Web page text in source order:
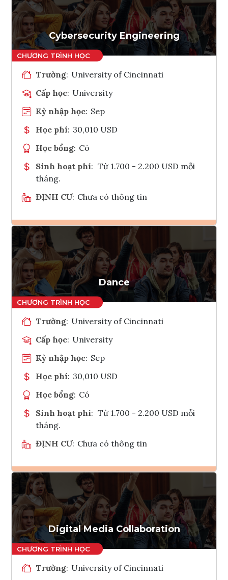
Tham vấn Interlink
Cybersecurity Engineering
Trường: University of Cincinnati
Cấp học: University
Kỳ nhập học: Sep
Học phí: 30,010 USD
Học bổng: Có
Sinh hoạt phí: Từ 1.700 - 2.200 USD mỗi
tháng.
ĐỊNH CƯ: Chưa có thông tin
Ghi danh
Tham vấn Interlink
Dance
Trường: University of Cincinnati
Cấp học: University
Kỳ nhập học: Sep
Học phí: 30,010 USD
Học bổng: Có
Sinh hoạt phí: Từ 1.700 - 2.200 USD mỗi
tháng.
ĐỊNH CƯ: Chưa có thông tin
Ghi danh
Tham vấn Interlink
Digital Media Collaboration
Trường: University of Cincinnati